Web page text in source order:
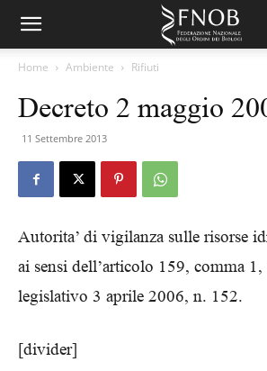
Home Ambiente Rifiuti
Decreto 2 maggio
11 Settembre 2013
Autorita’ di vigilanza sulle risorse
ai sensi dell’articolo 159, comma 1,
legislativo 3 aprile 2006, n. 152.
[divider]